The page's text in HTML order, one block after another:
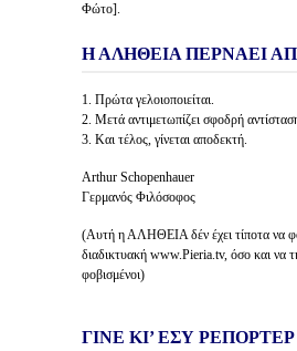
Φώτο].
Η ΑΛΗΘΕΙΑ ΠΕΡΝΑΕΙ
1. Πρώτα γελοιοποιείται.
2. Μετά αντιμετωπίζει σφοδρή
3. Και τέλος, γίνεται αποδεκτή.
Arthur Schopenhauer
Γερμανός Φιλόσοφος
(Αυτή η ΑΛΗΘΕΙΑ δέν έχει τίποτα να
διαδικτυακή www.Pieria.tv, όσο και να
φοβισμένοι)
ΓΙΝΕ ΚΙ’ ΕΣΥ